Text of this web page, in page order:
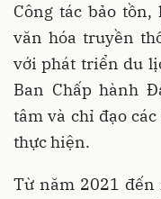
Công tác bảo
văn hóa truyền
với phát triển du
Ban Chấp hành
tâm và chỉ đạo
thực hiện.
Từ năm 2021 đến